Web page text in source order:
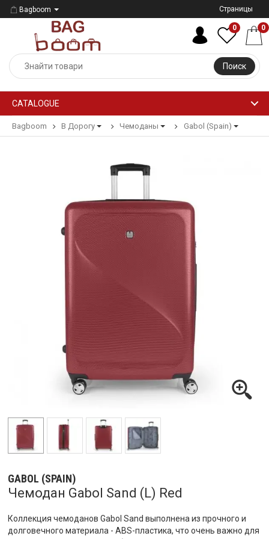
Bagboom Страницы
Поиск
0 0
CATALOGUE
Bagboom В Дорогу Чемоданы Gabol (Spain)
GABOL (SPAIN)
Чемодан Gabol Sand (L) Red
Коллекция чемоданов Gabol Sand выполнена из прочного и
долговечного материала - ABS-пластика, что очень важно для